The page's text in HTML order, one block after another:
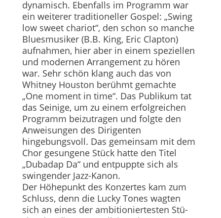
dynamisch. Ebenfalls im Programm war
ein weiterer traditioneller Gospel: „Swing
low sweet chariot“, den schon so manche
Bluesmusiker (B.B. King, Eric Clapton)
aufnahmen, hier aber in einem speziellen
und modernen Arrangement zu hören
war. Sehr schön klang auch das von
Whitney Houston berühmt gemachte
„One moment in time“. Das Publikum tat
das Seinige, um zu einem erfolgreichen
Programm beizutragen und folgte den
Anweisungen des Dirigenten
hingebungsvoll. Das gemeinsam mit dem
Chor gesungene Stück hatte den Titel
„Dubadap Da“ und entpuppte sich als
swingender Jazz-Kanon.
Der Höhepunkt des Konzertes kam zum
Schluss, denn die Lucky Tones wagten
sich an eines der ambitioniertesten Stü­